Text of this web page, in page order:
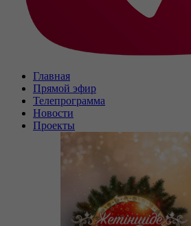
Главная
Прямой эфир
Телепрограмма
Новости
Проекты